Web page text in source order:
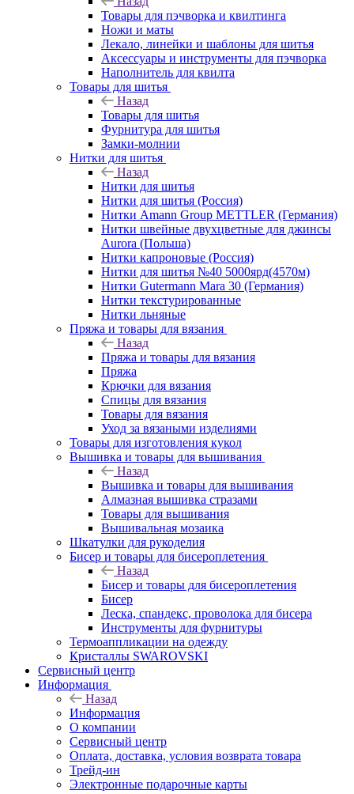
Товары для пэчворка и квилтинга
Ножи и маты
Лекало, линейки и шаблоны для шитья
Аксессуары и инструменты для пэчворка
Наполнитель для квилта
Товары для шитья
Назад
Товары для шитья
Фурнитура для шитья
Замки-молнии
Нитки для шитья
Назад
Нитки для шитья
Нитки для шитья (Россия)
Нитки Amann Group METTLER (Германия)
Нитки швейные двухцветные для джинсы
Aurora (Польша)
Нитки капроновые (Россия)
Нитки для шитья №40 5000ярд(4570м)
Нитки Gutermann Mara 30 (Германия)
Нитки текстурированные
Нитки льняные
Пряжа и товары для вязания
Назад
Пряжа и товары для вязания
Пряжа
Крючки для вязания
Спицы для вязания
Товары для вязания
Уход за вязаными изделиями
Товары для изготовления кукол
Вышивка и товары для вышивания
Назад
Вышивка и товары для вышивания
Алмазная вышивка стразами
Товары для вышивания
Вышивальная мозаика
Шкатулки для рукоделия
Бисер и товары для бисероплетения
Назад
Бисер и товары для бисероплетения
Бисер
Леска, спандекс, проволока для бисера
Инструменты для фурнитуры
Термоаппликации на одежду
Кристаллы SWAROVSKI
Сервисный центр
Информация
Назад
Информация
О компании
Сервисный центр
Оплата, доставка, условия возврата товара
Трейд-ин
Электронные подарочные карты